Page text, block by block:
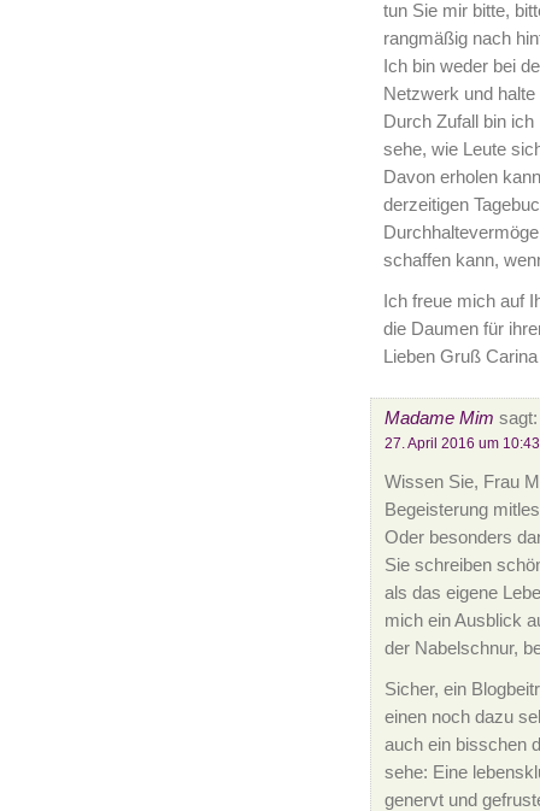
tun Sie mir bitte,
rangmäßig nach
Ich bin weder bei
Netzwerk und
Durch Zufall bin
sehe, wie Leute
Davon erholen
derzeitigen
schaffen kann,
Ich freue mich auf
die Daumen für
Lieben Gruß Carina
Madame Mim sagt:
27. April 2016 um 10:43
Wissen Sie, Frau
Begeisterung
Oder besonders
Sie schreiben
als das eigene
mich ein Ausblick
der Nabelschnur,
Sicher, ein
einen noch dazu
auch ein bisschen
sehe: Eine
genervt und